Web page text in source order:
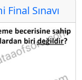
Sınavı